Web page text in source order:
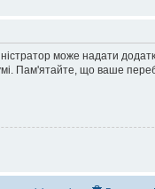
може надати
Пам'ятайте, що ваше